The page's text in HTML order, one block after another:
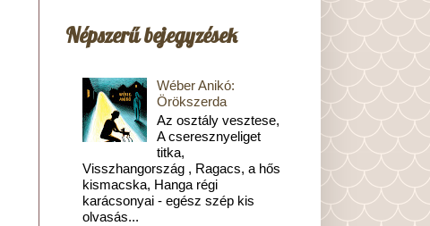
Népszerű bejegyzések
Wéber Anikó:
Örökszerda
Az osztály vesztese,
A cseresznyeliget
titka,
Visszhangország , Ragacs, a hős
kismacska, Hanga régi
karácsonyai - egész szép kis
olvasás...